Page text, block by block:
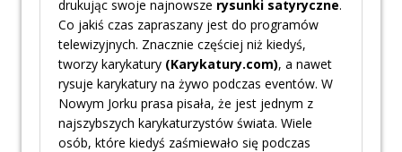
drukując swoje najnowsze rysunki satyryczne.
Co jakiś czas zapraszany jest do programów
telewizyjnych. Znacznie częściej niż kiedyś,
tworzy karykatury (Karykatury.com), a nawet
rysuje karykatury na żywo podczas eventów. W
Nowym Jorku prasa pisała, że jest jednym z
najszybszych karykaturzystów świata. Wiele
osób, które kiedyś zaśmiewało się podczas